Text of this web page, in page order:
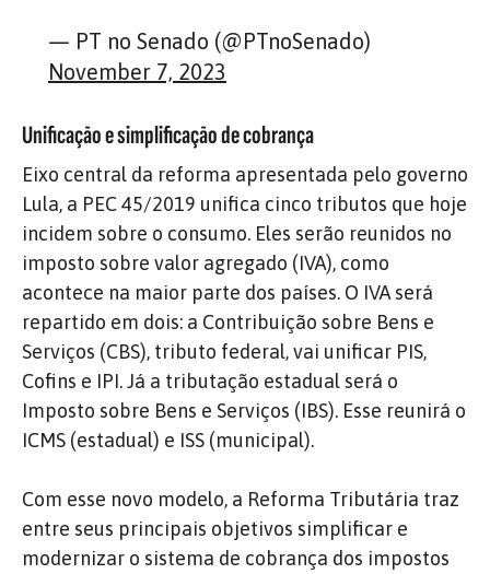
— PT no Senado (@PTnoSenado)
November 7, 2023
Unificação e simplificação de cobrança
Eixo central da reforma apresentada pelo governo
Lula, a PEC 45/2019 unifica cinco tributos que hoje
incidem sobre o consumo. Eles serão reunidos no
imposto sobre valor agregado (IVA), como
acontece na maior parte dos países. O IVA será
repartido em dois: a Contribuição sobre Bens e
Serviços (CBS), tributo federal, vai unificar PIS,
Cofins e IPI. Já a tributação estadual será o
Imposto sobre Bens e Serviços (IBS). Esse reunirá o
ICMS (estadual) e ISS (municipal).
Com esse novo modelo, a Reforma Tributária traz
entre seus principais objetivos simplificar e
modernizar o sistema de cobrança dos impostos